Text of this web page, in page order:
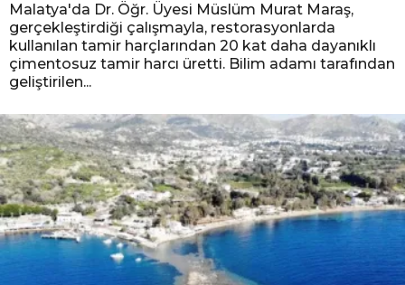
Malatya'da Dr. Öğr. Üyesi Müslüm Murat Maraş,
gerçekleştirdiği çalışmayla, restorasyonlarda
kullanılan tamir harçlarından 20 kat daha dayanıklı
çimentosuz tamir harcı üretti. Bilim adamı tarafından
geliştirilen...